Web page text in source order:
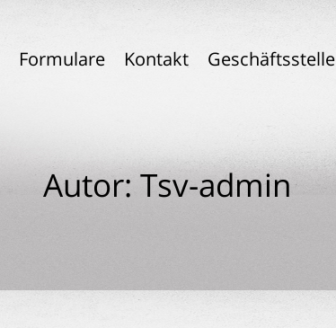
Formulare Kontakt Geschäftsstelle
Autor: Tsv-admin